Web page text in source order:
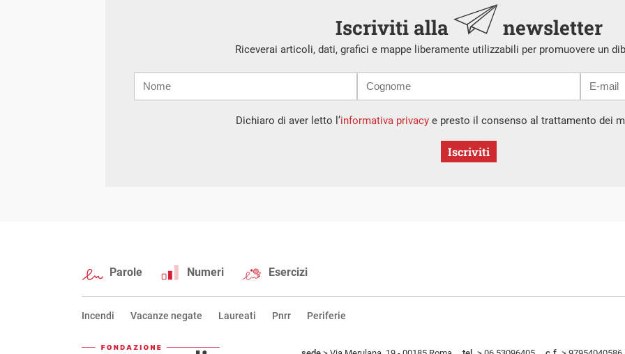
Iscriviti alla newsletter
Riceverai articoli, dati, grafici e mappe liberamente utilizzabili per promuovere un
mail
Dichiaro di aver letto l’informativa privacye presto il consenso al trattamento dei
Iscriviti
Parole Numeri Esercizi
Incendi Vacanze negate Laureati Pnrr Periferie